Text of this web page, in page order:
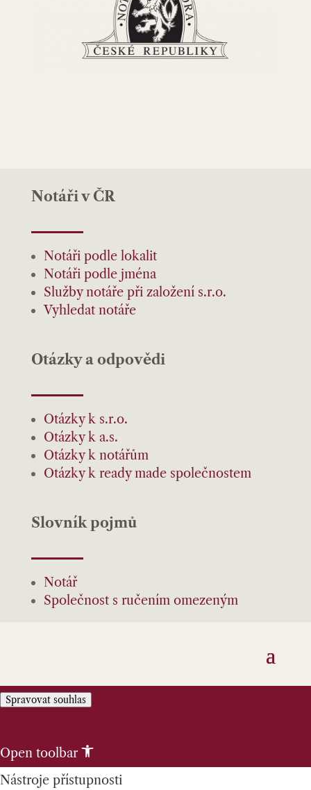
Notáři v ČR
Notáři podle lokalit
Notáři podle jména
Služby notáře při založení s.r.o.
Vyhledat notáře
Otázky a odpovědi
Otázky k s.r.o.
Otázky k a.s.
Otázky k notářům
Otázky k ready made společnostem
Slovník pojmů
Notář
Společnost s ručením omezeným
Spravovat souhlas
Open toolbar
Nástroje přístupnosti